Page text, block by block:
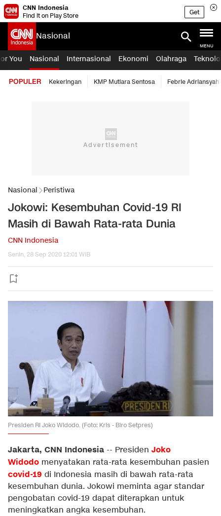
CNN Indonesia
Find it on Play Store
Get
Nasional
MENU
You Nasional Internasional Ekonomi Olahraga
POPULER Kekeringan KMP Mutiara Sentosa Febrie Adriansyah
Nasional Peristiwa
Jokowi: Kesembuhan Covid-19 RI
Masih di Bawah Rata-rata Dunia
CNN Indonesia
Senin, 28 Sep 2020 12:01 WIB
Presiden RI Joko Widodo. (Foto: Kris - Biro Setpres)
Jakarta, CNN Indonesia -- Presiden Joko
Widodo menyatakan rata-rata kesembuhan pasien
covid-19 di Indonesia masih di bawah rata-rata
kesembuhan dunia. Jokowi meminta agar standar
pengobatan covid-19 dapat diterapkan untuk
meningkatkan angka kesembuhan.